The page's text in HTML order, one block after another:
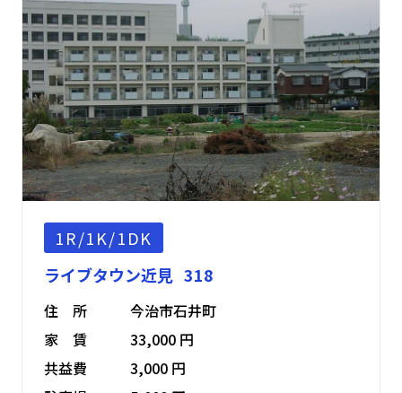
1R/1K/1DK
ライブタウン近見 318
住 所
今治市石井町
家 賃
33,000 円
共益費
3,000 円